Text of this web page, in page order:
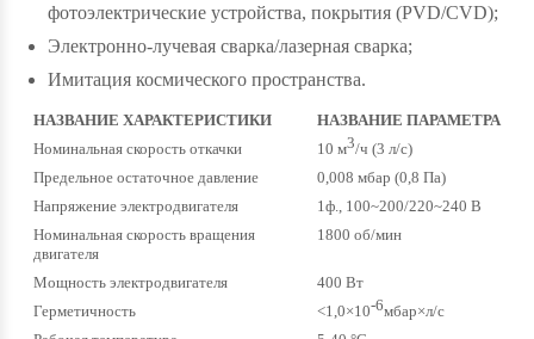
фотоэлектрические устройства, покрытия (PVD/CVD);
Электронно-лучевая сварка/лазерная сварка;
Имитация космического пространства.
НАЗВАНИЕ ХАРАКТЕРИСТИКИ
НАЗВАНИЕ ПАРАМЕТРА
Номинальная скорость откачки
10 м3/ч (3 л/с)
Предельное остаточное давление
0,008 мбар (0,8 Па)
Напряжение электродвигателя
1ф., 100~200/220~240 В
Номинальная скорость вращения
двигателя
1800 об/мин
Мощность электродвигателя
400 Вт
Герметичность
<1,0×10-6мбар×л/с